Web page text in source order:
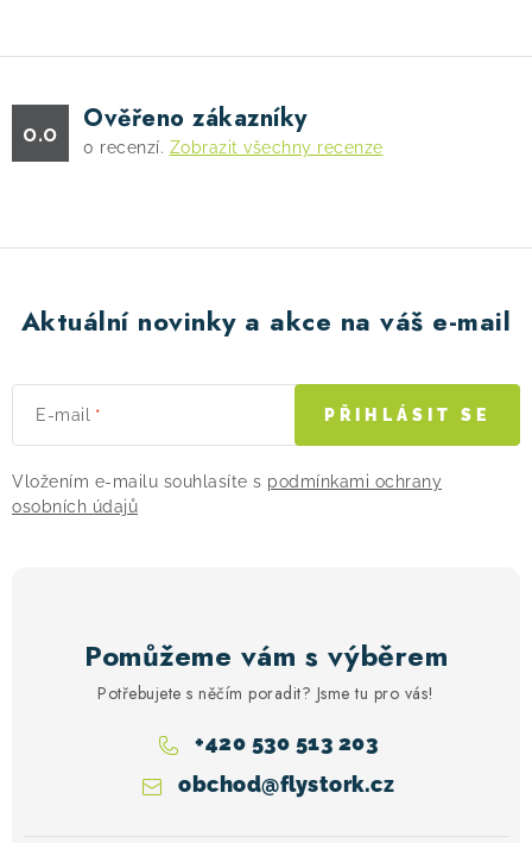
0.0 Ověřeno zákazníky
0 recenzí. Zobrazit všechny recenze
Aktuální novinky a akce na váš e-mail
E-mail
Vložením e-mailu souhlasíte s podmínkami ochrany
osobních údajů
PŘIHLÁSIT SE
Pomůžeme vám s výběrem
Potřebujete s něčím poradit? Jsme tu pro vás!
obchod@flystork.cz
+420 530 513 203